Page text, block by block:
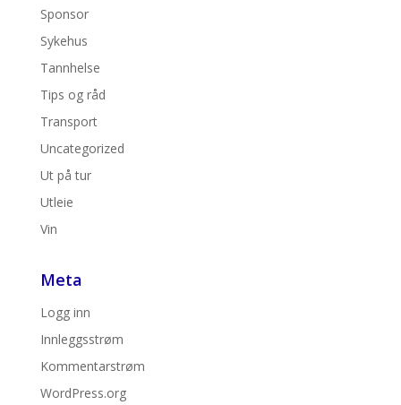
Sponsor
Sykehus
Tannhelse
Tips og råd
Transport
Uncategorized
Ut på tur
Utleie
Vin
Meta
Logg inn
Innleggsstrøm
Kommentarstrøm
WordPress.org